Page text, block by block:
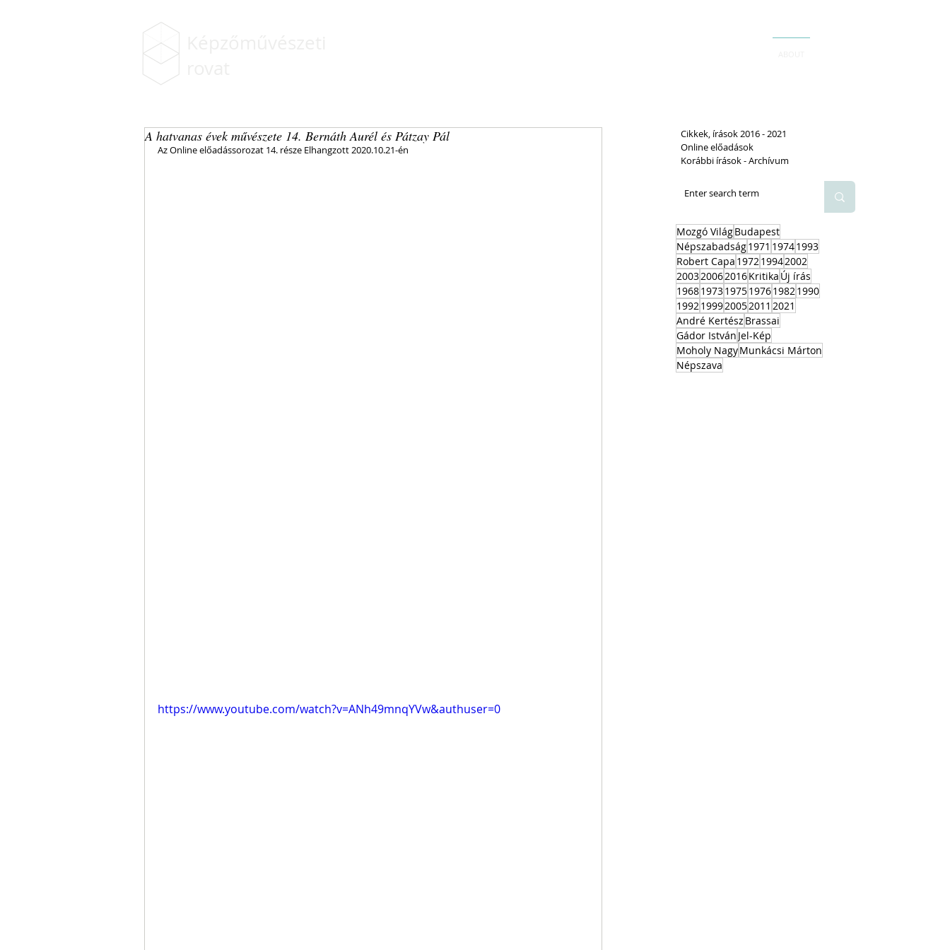
A hatvanas évek művészete 14. Bernáth Aurél és Pátzay Pál
Az Online előadássorozat 14. része Elhangzott 2020.10.21-én
https://www.youtube.com/watch?v=ANh49mnqYVw&authuser=0
Cikkek, írások 2016 - 2021
Online előadások
Korábbi írások - Archívum
Mozgó VilágBudapest
Népszabadság1971 19741993
Robert Capa 197219942002
200320062016Kritika Új írás
196819731975197619821990
1992199920052011 2021
André Kertész Brassai
Gádor István Jel-Kép
Moholy NagyMunkácsi Márton
Népszava